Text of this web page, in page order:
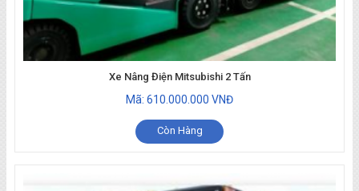
Xe Nâng Điện Mitsubishi 2 Tấn
Mã: 610.000.000 VNĐ
Còn Hàng